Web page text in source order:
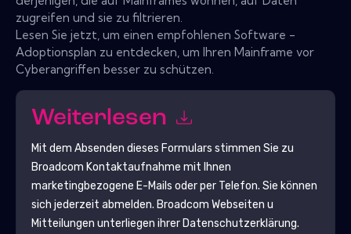
zugreifen und sie zu filtrieren.
Lesen Sie jetzt, um einen empfohlenen Software -
Adoptionsplan zu entdecken, um Ihren Mainframe vor
Cyberangriffen besser zu schützen.
Weiterlesen
Mit dem Absenden dieses Formulars stimmen Sie zu
Broadcom Kontaktaufnahme mit Ihnen
marketingbezogene E-Mails oder per Telefon. Sie können
sich jederzeit abmelden. Broadcom Webseiten u
Mitteilungen unterliegen ihrer Datenschutzerklärung.